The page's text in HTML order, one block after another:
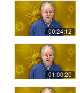
00:24:12
01:00:20